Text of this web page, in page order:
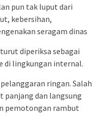
pun tak luput dari
kebersihan,
seragam dinas
diperiksa sebagai
di lingkungan internal.
ringan. Salah
panjang dan langsung
pemotongan rambut